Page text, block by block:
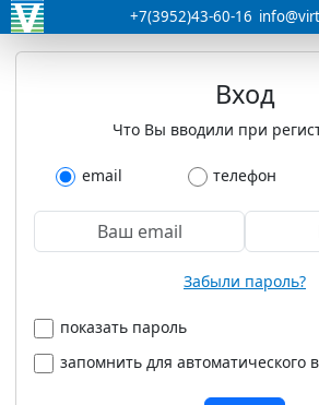
+7(3952)43-60-16
Вход
Что Вы вводили при
email телефон
Забыли пароль?
показать пароль
запомнить для автоматического